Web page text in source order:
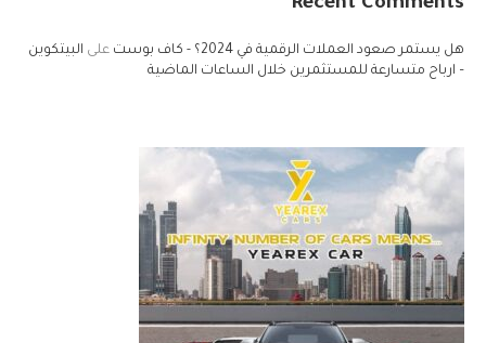
Recent Comments
هل يستمر صعود العملات الرقمية في 2024؟ - كاف بوست على البيتكوين
– ارباح متسارعة للمستثمرين خلال الساعات الماضية